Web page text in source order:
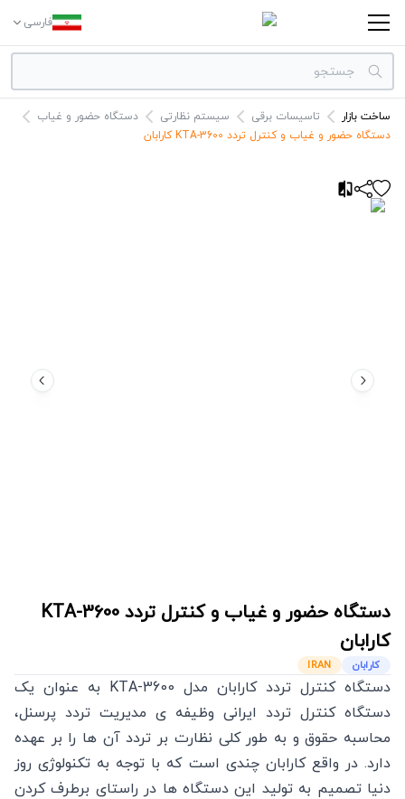
فارسی
دسته بندی‌ها
ساخت بازار تاسیسات برقی سیستم نظارتی
دستگاه حضور و غیاب
دستگاه حضور و غیاب و کنترل تردد KTA-3600 کارابان
دستگاه حضور و غیاب و کنترل تردد KTA-3600
کارابان
کارابان IRAN
دستگاه کنترل تردد کارابان مدل KTA-3600 به عنوان یک
دستگاه کنترل تردد ایرانی وظیفه ی مدیریت تردد پرسنل،
محاسبه حقوق و به طور کلی نظارت بر تردد آن ها را بر عهده
دارد. در واقع کارابان چندی است که با توجه به تکنولوژی روز
دنیا تصمیم به تولید این دستگاه ها در راستای برطرف کردن